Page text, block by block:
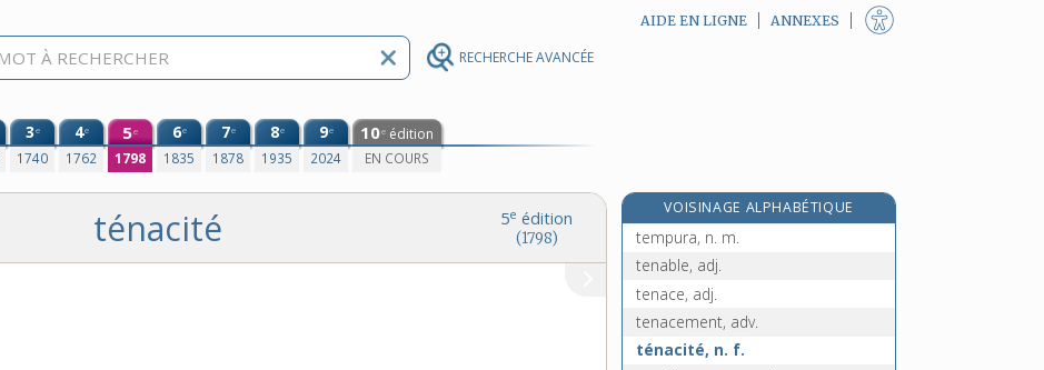
RECHERCHE AVANCÉE
AIDE EN LIGNE ANNEXES
3e
1740
4e
1762
5e
1798
6e
1835
7e
1878
8e
1935
9e
2024
10e édition
EN COURS
5e édition
(1798)
ténacité VOISINAGE ALPHABÉTIQUE
temps, n. m.
tempura, n. m.
tenable, adj.
tenace, adj.
tenacement, adv.
ténacité, n. f.